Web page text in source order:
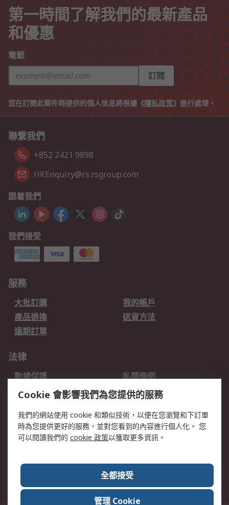
第一時間了解我們的最新產品
和優惠
電郵
訂閱
您在訂閱此郵件時提供的個人信息將根據《隱私政策》進行處理。
聯繫我們
+852 2421 9898
HKEnquiry@rs.rsgroup.com
跟着我們
我們接受
服務
大批訂購
我的帳戶
產品退換
送貨方法
遠期訂單
法律
數據保護
私隱條例
網站條款
郵件安全
關於RS
全球辦事處
加入我們
關於RS
Cookie 會影響我們為您提供的服務
我們的網站使用 cookie 和類似技術，以便在您瀏覽和下訂單
時為您提供更好的服務，並對您看到的內容進行個人化。 您
可以閱讀我們的 cookie 政策以獲取更多資訊。
全都接受
管理 Cookie